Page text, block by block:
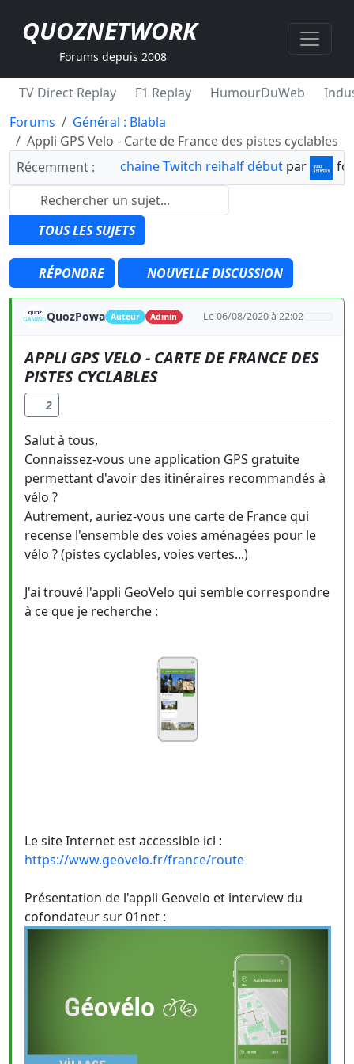
QUOZNETWORK
Forums depuis 2008
TV Direct Replay F1 Replay HumourDuWeb
Forums
Général : Blabla
Appli GPS Velo - Carte de France des pistes cyclables
Récemment :
chaine Twitch reihalf début par
TOUS LES SUJETS
RÉPONDRE NOUVELLE DISCUSSION
QuozPowa Auteur Admin Le 06/08/2020 à 22:02
APPLI GPS VELO - CARTE DE FRANCE DES
PISTES CYCLABLES
2
Salut à tous,
Connaissez-vous une application GPS gratuite
permettant d'avoir des itinéraires recommandés à
vélo ?
Autrement, auriez-vous une carte de France qui
recense l'ensemble des voies aménagées pour le
vélo ? (pistes cyclables, voies vertes...)
J'ai trouvé l'appli GeoVelo qui semble correspondre
à ce que je recherche :
Le site Internet est accessible ici :
https://www.geovelo.fr/france/route
Présentation de l'appli Geovelo et interview du
cofondateur sur 01net :